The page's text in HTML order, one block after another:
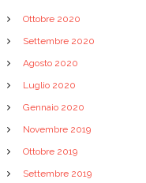
Ottobre 2020
Settembre 2020
Agosto 2020
Luglio 2020
Gennaio 2020
Novembre 2019
Ottobre 2019
Settembre 2019